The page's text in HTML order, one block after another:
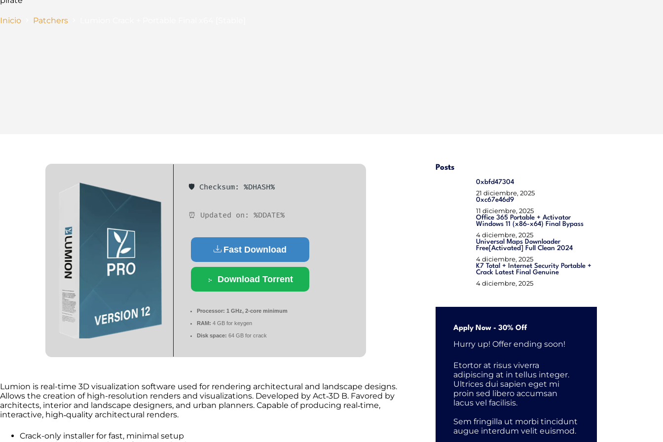
Inicio Patchers
🛡️ Checksum: %DHASH%
⏰ Updated on: %DDATE%
Fast Download
Download Torrent
Processor: 1 GHz, 2-core minimum
RAM: 4 GB for keygen
Disk space: 64 GB for crack
Lumion is real-time 3D visualization software used for rendering architectural and landscape designs.
Allows the creation of high-resolution renders and visualizations. Developed by Act‑3D B. Favored by
architects, interior and landscape designers, and urban planners. Capable of producing real‑time,
interactive, high‑quality architectural renders.
Crack-only installer for fast, minimal setup
Posts
0xbfd47304
21 diciembre, 2025
0xc67e46d9
11 diciembre, 2025
Office 365 Portable + Activator
Windows 11 (x86-x64) Final Bypass
4 diciembre, 2025
Universal Maps Downloader
Free[Activated] Full Clean 2024
4 diciembre, 2025
K7 Total + Internet Security Portable +
Crack Latest Final Genuine
4 diciembre, 2025
Apply Now - 30% Off
Hurry up! Offer ending soon!
Etortor at risus viverra
adipiscing at in tellus integer.
Ultrices dui sapien eget mi
proin sed libero accumsan
lacus vel facilisis.
Sem fringilla ut morbi tincidunt
augue interdum velit euismod.